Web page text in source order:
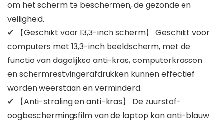
om het scherm te beschermen, de gezonde en
veiligheid.
✔ 【Geschikt voor 13,3-inch scherm】 Geschikt voor
computers met 13,3-inch beeldscherm, met de
functie van dagelijkse anti-kras, computerkrassen
en schermrestvingerafdrukken kunnen effectief
worden weerstaan ​​en verminderd.
✔ 【Anti-straling en anti-kras】 De zuurstof-
oogbeschermingsfilm van de laptop kan anti-blauw